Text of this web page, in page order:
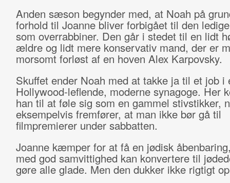
Anden sæson begynder med, at Noah på
forhold til Joanne bliver forbigået til den
som overrabbiner. Den går i stedet til en lidt
ældre og lidt mere konservativ mand, der er
morsomt forløst af en hoven Alex Karpovsky.
Skuffet ender Noah med at takke ja til et job i
Hollywood-leflende, moderne synagoge. Her
han til at føle sig som en gammel stivstikker,
eksempelvis fremfører, at man ikke bør gå til
filmpremierer under sabbatten.
Joanne kæmper for at få en jødisk
med god samvittighed kan konvertere til
gøre alle glade. Men den dukker ikke rigtigt